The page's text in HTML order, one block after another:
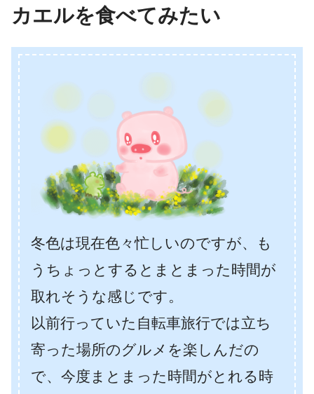
カエルを食べてみたい
冬色は現在色々忙しいのですが、も
うちょっとするとまとまった時間が
取れそうな感じです。
以前行っていた自転車旅行では立ち
寄った場所のグルメを楽しんだの
で、今度まとまった時間がとれる時